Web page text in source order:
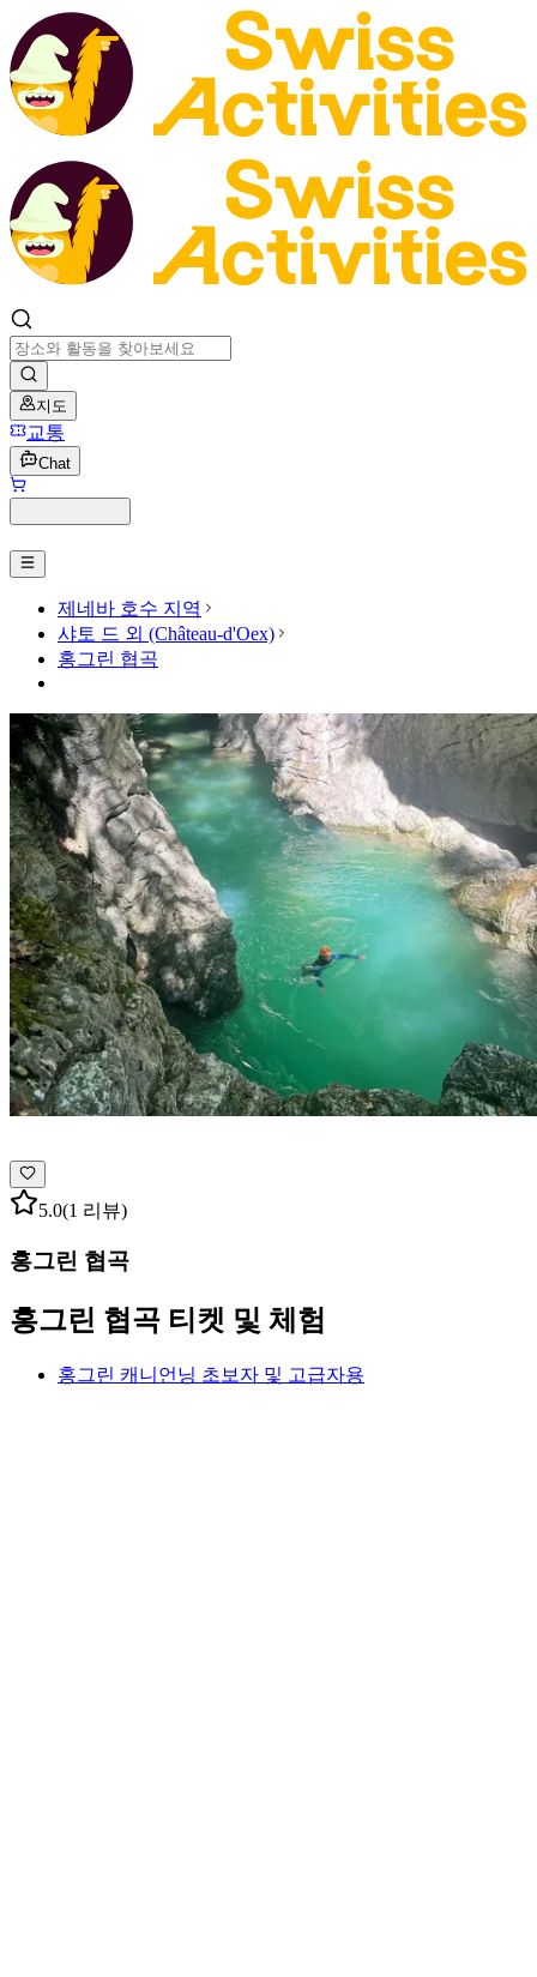
지도
교통
Chat
제네바 호수 지역
샤토 드 외 (Château-d'Oex)
홍그린 협곡
5.0(1 리뷰)
홍그린 협곡
홍그린 협곡 티켓 및 체험
홍그린 캐니언닝 초보자 및 고급자용